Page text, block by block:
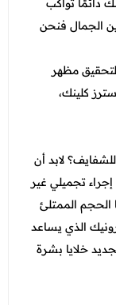
دائمًا تواكب
الجمال فنحن
مظهر
كلينك،
لابد أن
تجميلي غير
الممتلئ
الذي يساعد
خلايا بشرة